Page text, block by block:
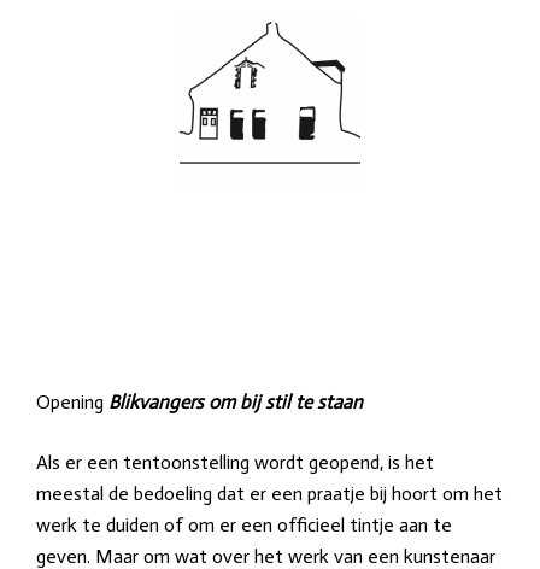
Opening Blikvangers om bij stil te staan
Als er een tentoonstelling wordt geopend, is het
meestal de bedoeling dat er een praatje bij hoort om het
werk te duiden of om er een officieel tintje aan te
geven. Maar om wat over het werk van een kunstenaar